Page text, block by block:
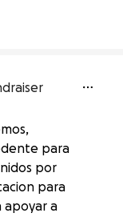
para
por
para
apoyar a